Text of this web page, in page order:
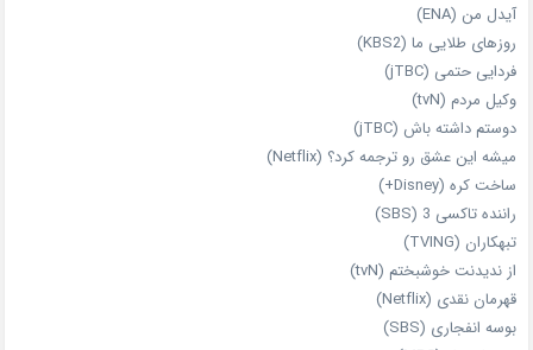
آیدل من (ENA)
روزهای طلایی ما (KBS2)
فردایی حتمی (jTBC)
وکیل مردم (tvN)
دوستم داشته باش (jTBC)
میشه این عشق رو ترجمه کرد؟ (Netflix)
ساخت کره (Disney+)
راننده تاکسی 3 (SBS)
تبهکاران (TVING)
از ندیدنت خوشبختم (tvN)
قهرمان نقدی (Netflix)
بوسه انفجاری (SBS)